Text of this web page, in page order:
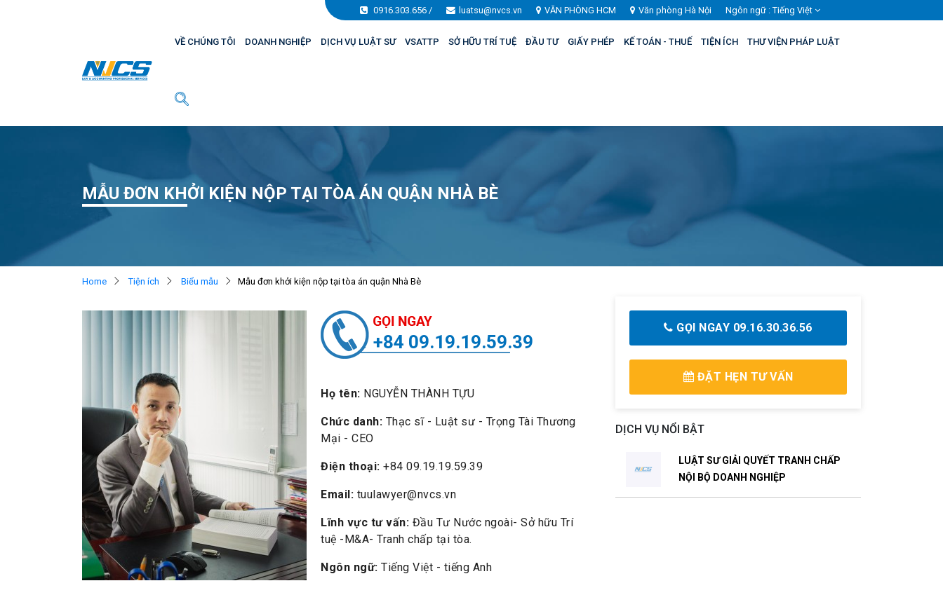
0916.303.656 / luatsu@nvcs.vn VĂN PHÒNG HCM Văn phòng Hà Nội Ngôn ngữ : Tiếng Việt
VỀ CHÚNG TÔI DOANH NGHIỆP DỊCH VỤ LUẬT SƯ VSATTP SỞ HỮU TRÍ TUỆ ĐẦU TƯ GIẤY PHÉP KẾ TOÁN - THUẾ TIỆN ÍCH THƯ VIỆN PHÁP LUẬT
MẪU ĐƠN KHỞI KIỆN NỘP TẠI TÒA ÁN QUẬN NHÀ BÈ
Home Tiện ích Biểu mẫu Mẫu đơn khởi kiện nộp tại tòa án quận Nhà Bè
+84 09.19.19.59.39
Họ tên: NGUYỄN THÀNH TỰU
Chức danh: Thạc sĩ - Luật sư - Trọng Tài Thương
Mại - CEO
Điện thoại: +84 09.19.19.59.39
Email: tuulawyer@nvcs.vn
Lĩnh vực tư vấn: Đầu Tư Nước ngoài- Sở hữu Trí
tuệ -M&A- Tranh chấp tại tòa.
Ngôn ngữ: Tiếng Việt - tiếng Anh
GỌI NGAY 09.16.30.36.56
ĐẶT HẸN TƯ VẤN
DỊCH VỤ NỔI BẬT
LUẬT SƯ GIẢI QUYẾT TRANH CHẤP
NỘI BỘ DOANH NGHIỆP